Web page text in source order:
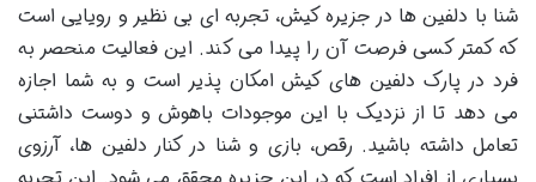
شنا با دلفین ها در جزیره کیش، تجربه ای بی نظیر و رویایی است
که کمتر کسی فرصت آن را پیدا می کند. این فعالیت منحصر به
فرد در پارک دلفین های کیش امکان پذیر است و به شما اجازه
می دهد تا از نزدیک با این موجودات باهوش و دوست داشتنی
تعامل داشته باشید. رقص، بازی و شنا در کنار دلفین ها، آرزوی